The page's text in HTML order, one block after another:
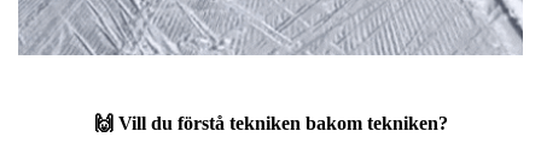
🙌 Vill du förstå tekniken bakom tekniken?